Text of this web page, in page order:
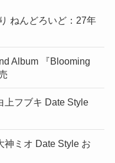
ねんどろいど：27年
Album 『Blooming
上フブキ Date Style
神ミオ Date Style お